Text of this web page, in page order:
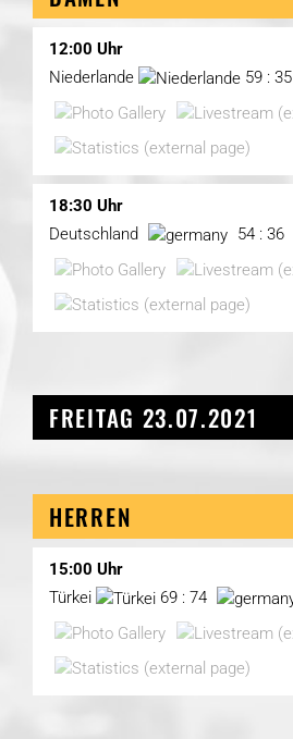
12:00 Uhr
Niederlande
59 : 35
18:30 Uhr
Deutschland
54 : 36
FREITAG 23.07.2021
HERREN
15:00 Uhr
Türkei
69 : 74